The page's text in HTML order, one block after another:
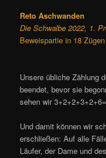
Reto Aschwanden
Die Schwalbe 2022, 1.
Beweispartie in 18
Unsere übliche Zählung
beendet, bevor sie
sehen wir
Und damit können wir
erschließen: Auf alle
Läufer, der Dame und